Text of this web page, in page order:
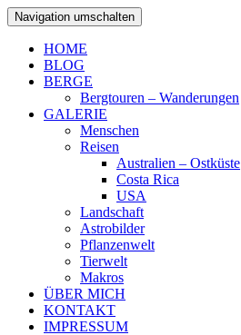
Navigation umschalten
HOME
BLOG
BERGE
Bergtouren – Wanderungen
GALERIE
Menschen
Reisen
Australien – Ostküste
Costa Rica
USA
Landschaft
Astrobilder
Pflanzenwelt
Tierwelt
Makros
ÜBER MICH
KONTAKT
IMPRESSUM